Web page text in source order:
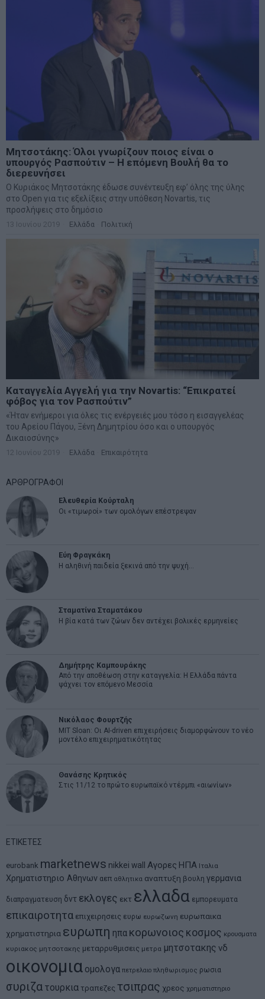
Μητσοτάκης: Όλοι γνωρίζουν ποιος είναι ο
υπουργός Ρασπούτιν – Η επόμενη Βουλή θα το
διερευνήσει
O Κυριάκος Μητσοτάκης έδωσε συνέντευξη εφ’ όλης της ύλης
στο Open για τις εξελίξεις στην υπόθεση Novartis, τις
προσλήψεις στο δημόσιο
13 Ιουνίου 2019 Ελλάδα Πολιτική
Καταγγελία Αγγελή για την Novartis: “Επικρατεί
φόβος για τον Ρασπούτιν”
«Ήταν ενήμεροι για όλες τις ενέργειές μου τόσο η εισαγγελέας
του Αρείου Πάγου, Ξένη Δημητρίου όσο και ο υπουργός
Δικαιοσύνης»
12 Ιουνίου 2019 Ελλάδα Επικαιρότητα
ΑΡΘΡΟΓΡΑΦΟΙ
Ελευθερία Κούρταλη
Οι «τιμωροί» των ομολόγων επέστρεψαν
Εύη Φραγκάκη
Η αληθινή παιδεία ξεκινά από την ψυχή…
Σταματίνα Σταματάκου
Η βία κατά των ζώων δεν αντέχει βολικές ερμηνείες
Δημήτρης Καμπουράκης
Από την αποθέωση στην καταγγελία: Η Ελλάδα πάντα
ψάχνει τον επόμενο Μεσσία
Νικόλαος Φουρτζής
MIT Sloan: Οι AI-driven επιχειρήσεις διαμορφώνουν το νέο
μοντέλο επιχειρηματικότητας
Θανάσης Κρητικός
Στις 11/12 το πρώτο ευρωπαϊκό ντέρμπι «αιωνίων»
ΕΤΙΚΕΤΕΣ
eurobank marketnews nikkei wall Αγορες ΗΠΑ Ιταλια
Χρηματιστηριο Αθηνων αεπ αθλητικα αναπτυξη βουλη γερμανια
διαπραγματευση δντ εκλογες εκτ ελλαδα εμπορευματα
επικαιροτητα επιχειρησεις ευρω ευρωζωνη ευρωπαικα
χρηματιστηρια ευρωπη ηπα κορωνοιος κοσμος κρουσματα
κυριακος μητσοτακης μεταρρυθμισεις μετρα μητσοτακης νδ
οικονομια ομολογα πετρελαιο πληθωρισμος ρωσια
συριζα τουρκια τραπεζες τσιπρας χρεος χρηματιστηριο